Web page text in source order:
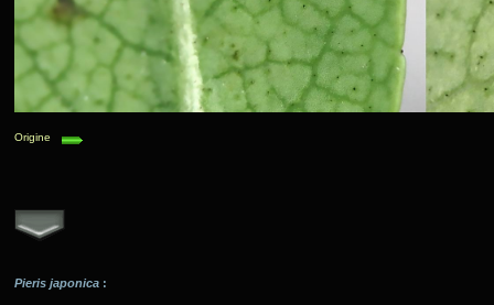
Origine
Pieris japonica :